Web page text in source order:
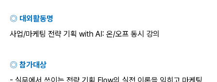
◎ 대외활동명
사업/마케팅 전략 기획 with AI: 온/오프 동시 강의
◎ 참가대상